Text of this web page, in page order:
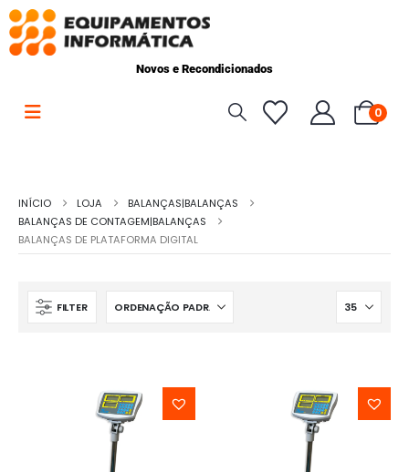
Novos e Recondicionados
0
INÍCIO LOJA
BALANÇAS|BALANÇAS
BALANÇAS DE CONTAGEM|BALANÇAS
BALANÇAS DE PLATAFORMA DIGITAL
FILTER